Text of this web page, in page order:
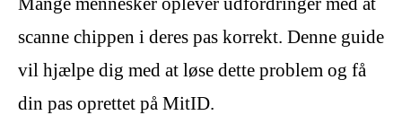
scanne chippen i deres pas korrekt. Denne guide
vil hjælpe dig med at løse dette problem og få
din pas oprettet på MitID.